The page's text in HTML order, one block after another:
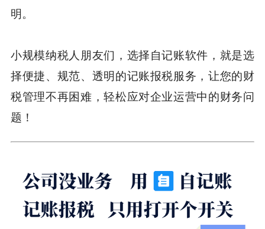
明。
小规模纳税人朋友们，选择自记账软件，就是选
择便捷、规范、透明的记账报税服务，让您的财
税管理不再困难，轻松应对企业运营中的财务问
题！